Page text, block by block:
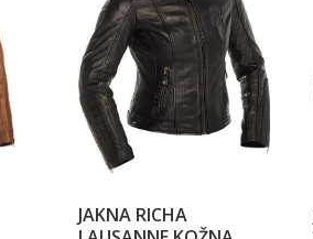
JAKNA RICHA